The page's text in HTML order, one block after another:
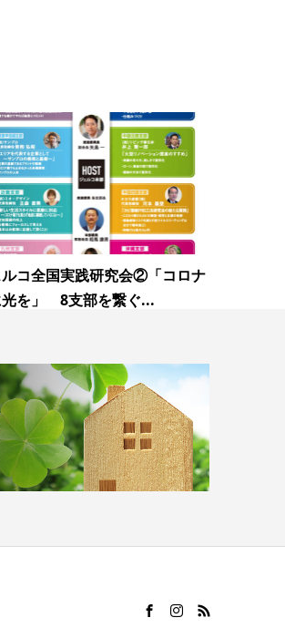
コ全国実践研究会②「コロナ
を」 8支部を繋ぐ...